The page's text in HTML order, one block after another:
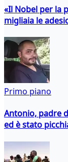
«Il Nobel per la
migliaia le
Primo piano
Antonio, padre
ed è stato